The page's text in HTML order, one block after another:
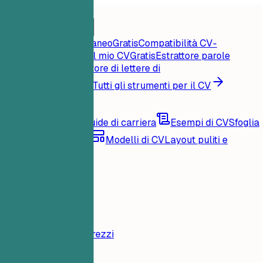
Punteggio CV istantaneoGratisCompatibilità CV-
Critica il mio CVGratisEstrattore parole
Generatore di lettere di
Tutti gli strumenti per il CV
Consigli e guide di carriera Esempi di CVSfoglia
Modelli di CVLayout puliti e
Prezzi